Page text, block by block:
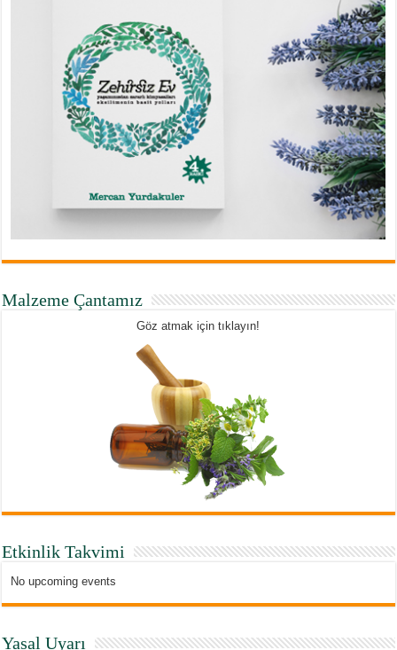
Malzeme Çantamız
Göz atmak için tıklayın!
Etkinlik Takvimi
No upcoming events
Yasal Uyarı